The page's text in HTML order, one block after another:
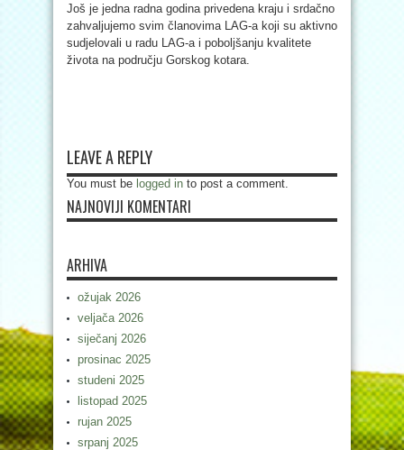
Još je jedna radna godina privedena kraju i srdačno
zahvaljujemo svim članovima LAG-a koji su aktivno
sudjelovali u radu LAG-a i poboljšanju kvalitete
života na području Gorskog kotara.
LEAVE A REPLY
You must be logged in to post a comment.
NAJNOVIJI KOMENTARI
ARHIVA
ožujak 2026
veljača 2026
siječanj 2026
prosinac 2025
studeni 2025
listopad 2025
rujan 2025
srpanj 2025